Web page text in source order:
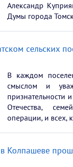
Александр
Думы города
сельских
В каждом
смыслом и
признательности
Отечества,
операции, и всех,
Колпашеве